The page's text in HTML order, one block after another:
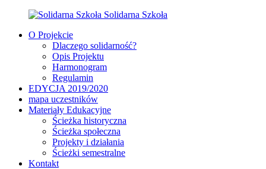
O Projekcie
Dlaczego solidarność?
Opis Projektu
Harmonogram
Regulamin
EDYCJA 2019/2020
mapa uczestników
Materiały Edukacyjne
Ścieżka historyczna
Ścieżka społeczna
Projekty i działania
Ścieżki semestralne
Kontakt